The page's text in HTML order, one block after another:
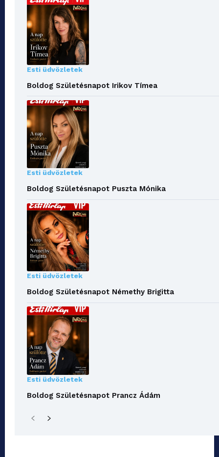
Esti üdvözletek
Boldog Születésnapot Irikov Tímea
Esti üdvözletek
Boldog Születésnapot Puszta Mónika
Esti üdvözletek
Boldog Születésnapot Némethy Brigitta
Esti üdvözletek
Boldog Születésnapot Prancz Ádám